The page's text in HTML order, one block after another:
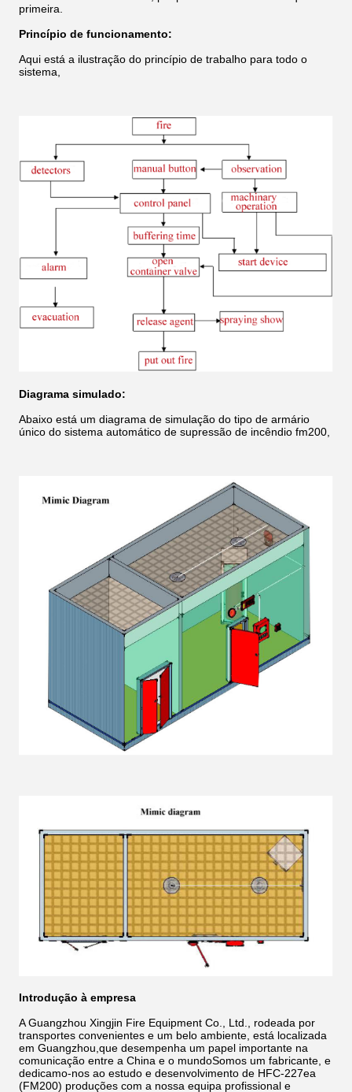
primeira.
Princípio de funcionamento:
Aqui está a ilustração do princípio de trabalho para todo o
sistema,
Diagrama simulado:
Abaixo está um diagrama de simulação do tipo de armário
único do sistema automático de supressão de incêndio fm200,
Introdução à empresa
A Guangzhou Xingjin Fire Equipment Co., Ltd., rodeada por
transportes convenientes e um belo ambiente, está localizada
em Guangzhou,que desempenha um papel importante na
comunicação entre a China e o mundoSomos um fabricante, e
dedicamo-nos ao estudo e desenvolvimento de HFC-227ea
(FM200) produções com a nossa equipa profissional e